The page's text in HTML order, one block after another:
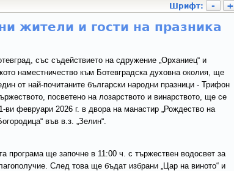
Шрифт: - +
жители и гости на празника
със съдействието на сдружение „Орханиец“ и
наместничество към Ботевградска духовна околия, ще
от най-почитаните български народни празници - Трифон
посветено на лозарството и винарството, ще се
ви февруари 2026 г. в двора на манастир „Рождество на
във в.з. „Зелин“.
програма ще започне в 11:00 ч. с тържествен водосвет за
След това ще бъдат избрани „Цар на виното“ и